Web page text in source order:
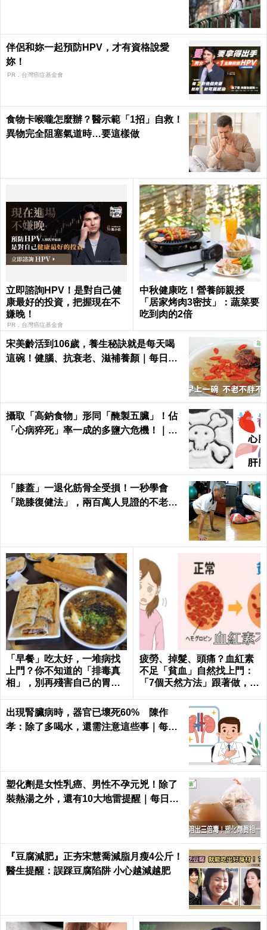
伴侶和妳一起預防HPV，才有資格說愛
妳！
PR．台灣癌症基金會
食物卡喉嚨怎麼辦？醫示範「1招」自救！
異物完全阻塞氣道時…要這樣做
立即諮詢HPV！是對自己健
康最好的投資，把握現在不
嫌晚！
PR．台灣癌症基金會
中秋健康吃！營養師親授
「居家烤肉3密技」：蔬菜要
吃到肉的2倍
宋美齡活到106歲，養生秘訣就是每天喝
這碗！健腦、抗衰老、滋補養顏｜每日健
攝取「高鈉食物」形同「醃製五臟」！佔
「心病猝死」率一成的多鹽六危機！｜每
「膝蓋」一退化筋骨全受損！一秒學會
「跪膝復健法」，兩百萬人見證的不老伸
「早餐」吃太好，一堆病找
上門？你不知道的「排毒真
相」，別再殘害自己的胃
疲勞、掉髮、頭痛？血紅素
不足「貧血」自然找上門：
「7個天然方法」跟著做，杜
出現腎臟病時，器官已壞死60% 陳作
孝：除了多喝水，還需注意這些事｜每日
塑化劑是女性乳癌、男性不孕元兇！除了
裝熱湯之外，還有10大地雷提醒｜每日健
『豆腐減肥』正夯宋慧喬減脂月瘦4公斤！
醫生提醒：誤踩豆腐陷阱 小心越減越肥